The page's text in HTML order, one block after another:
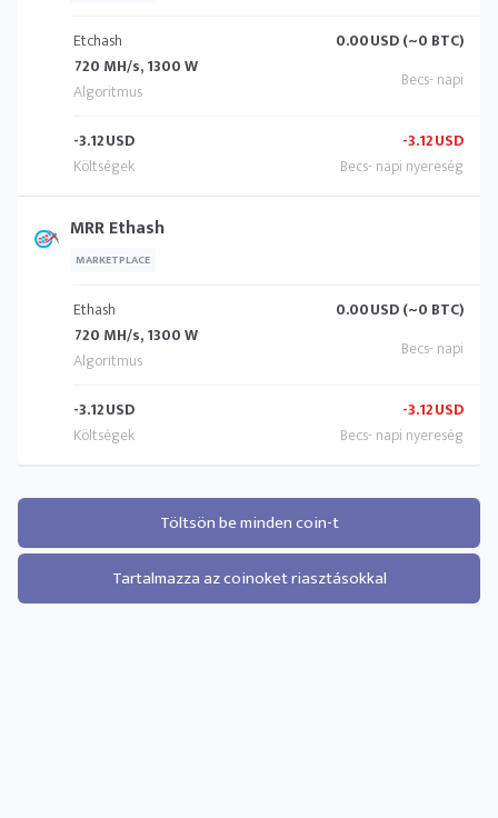
Etchash
720 MH/s, 1300 W
0.00USD (~0 BTC)
-3.12USD -3.12USD
MRR Ethash
MARKETPLACE
Ethash
720 MH/s, 1300 W
0.00USD (~0 BTC)
-3.12USD -3.12USD
Töltsön be minden coin-t
Tartalmazza az coinoket riasztásokkal